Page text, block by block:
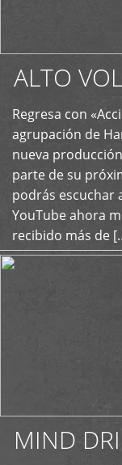
ALTO
Regresa con
agrupación de
nueva
parte de su
podrás escuchar
YouTube ahora
recibido más de
MIND